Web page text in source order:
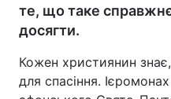
те, що таке
досягти.
Кожен християнин
для спасіння.